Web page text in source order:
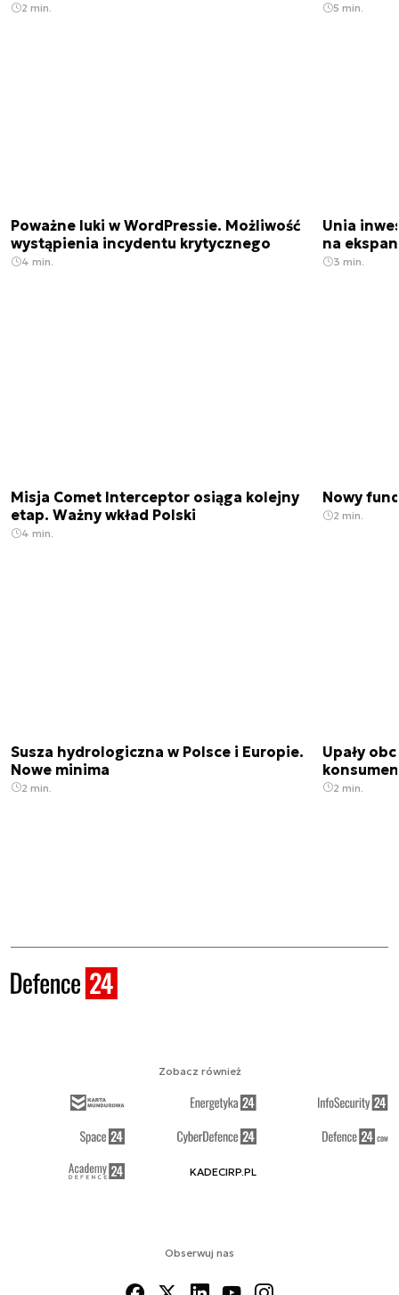
2 min. 5 min.
Poważne luki w WordPressie. Możliwość
wystąpienia incydentu krytycznego
4 min.
Unia
na
3 min.
Misja Comet Interceptor osiąga kolejny
etap. Ważny wkład Polski
4 min.
Nowy
2 min.
Susza hydrologiczna w Polsce i Europie.
Nowe minima
2 min.
Upały
2 min.
Obserwuj nas
Zobacz również
KADECIRP.PL